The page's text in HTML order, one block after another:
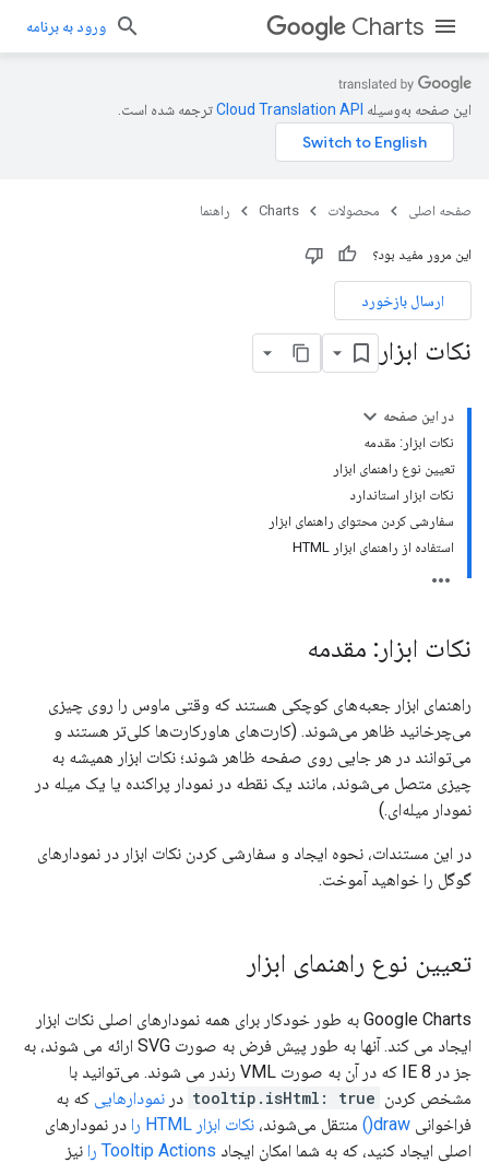
Charts ورود به برنامه
این صفحه به‌وسیله ترجمه شده است.
صفحه اصلی محصولات Charts راهنما
این مرور مفید بود؟
ارسال بازخورد
نکات ابزار
در این صفحه
نکات ابزار: مقدمه
تعیین نوع راهنمای ابزار
نکات ابزار استاندارد
سفارشی کردن محتوای راهنمای ابزار
استفاده از راهنمای ابزار HTML
نکات ابزار: مقدمه
راهنمای ابزار جعبه‌های کوچکی هستند که وقتی ماوس را روی چیزی
می‌چرخانید ظاهر می‌شوند. (کارت‌های هاورکارت‌ها کلی‌تر هستند و
می‌توانند در هر جایی روی صفحه ظاهر شوند؛ نکات ابزار همیشه به
چیزی متصل می‌شوند، مانند یک نقطه در نمودار پراکنده یا یک میله در
نمودار میله‌ای.)
در این مستندات، نحوه ایجاد و سفارشی کردن نکات ابزار در نمودارهای
گوگل را خواهید آموخت.
تعیین نوع راهنمای ابزار
Google Charts به طور خودکار برای همه نمودارهای اصلی نکات ابزار
ایجاد می کند. آنها به طور پیش فرض به صورت SVG ارائه می شوند، به
جز در IE 8 که در آن به صورت VML رندر می شوند. می‌توانید با
مشخص کردن tooltip.isHtml: true در نمودارهایی که به
فراخوانی draw() منتقل می‌شوند، نکات ابزار HTML را
در نمودارهای
اصلی ایجاد کنید، که به شما امکان ایجاد Tooltip Actions را
نیز